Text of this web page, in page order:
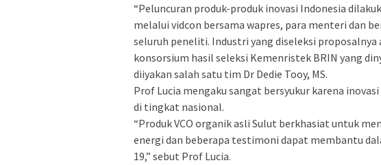
“Peluncuran produk-produk inovasi Indonesia
melalui vidcon bersama wapres, para menteri dan
seluruh peneliti. Industri yang diseleksi proposalnya
konsorsium hasil seleksi Kemenristek BRIN yang
diiyakan salah satu tim Dr Dedie Tooy, MS.
Prof Lucia mengaku sangat bersyukur karena
di tingkat nasional.
“Produk VCO organik asli Sulut berkhasiat untuk
energi dan beberapa testimoni dapat membantu
19,” sebut Prof Lucia.